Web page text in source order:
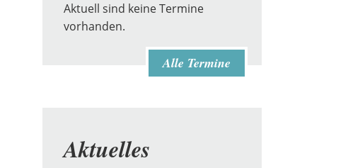
Aktuell sind keine Termine
vorhanden.
Alle Termine
Aktuelles